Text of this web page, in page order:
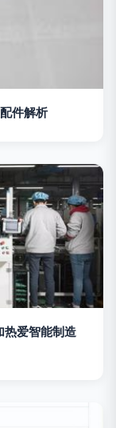
件解析
热爱智能制造